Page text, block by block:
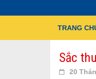
TRANG
Sắc
20